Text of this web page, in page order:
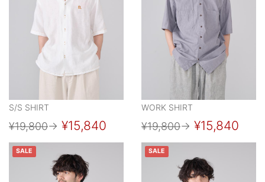
S/S SHIRT
¥19,800→ ¥15,840
WORK SHIRT
¥19,800→ ¥15,840
SALE SALE